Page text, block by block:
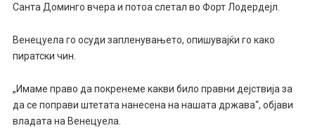
Санта Доминго вчера и потоа слетал во Форт Лодердејл.
Венецуела го осуди запленувањето, опишувајќи го како
пиратски чин.
„Имаме право да покренеме какви било правни дејствија за
да се поправи штетата нанесена на нашата држава“, објави
владата на Венецуела.